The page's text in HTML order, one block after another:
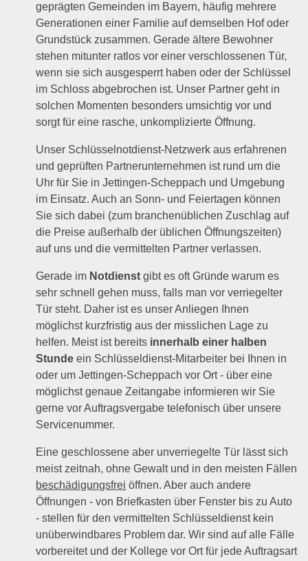
geprägten Gemeinden im Bayern, häufig mehrere
Generationen einer Familie auf demselben Hof oder
Grundstück zusammen. Gerade ältere Bewohner
stehen mitunter ratlos vor einer verschlossenen Tür,
wenn sie sich ausgesperrt haben oder der Schlüssel
im Schloss abgebrochen ist. Unser Partner geht in
solchen Momenten besonders umsichtig vor und
sorgt für eine rasche, unkomplizierte Öffnung.
Unser Schlüsselnotdienst-Netzwerk aus erfahrenen
und geprüften Partnerunternehmen ist rund um die
Uhr für Sie in Jettingen-Scheppach und Umgebung
im Einsatz. Auch an Sonn- und Feiertagen können
Sie sich dabei (zum branchenüblichen Zuschlag auf
die Preise außerhalb der üblichen Öffnungszeiten)
auf uns und die vermittelten Partner verlassen.
Gerade im Notdienst gibt es oft Gründe warum es
sehr schnell gehen muss, falls man vor verriegelter
Tür steht. Daher ist es unser Anliegen Ihnen
möglichst kurzfristig aus der misslichen Lage zu
helfen. Meist ist bereits innerhalb einer halben
Stunde ein Schlüsseldienst-Mitarbeiter bei Ihnen in
oder um Jettingen-Scheppach vor Ort - über eine
möglichst genaue Zeitangabe informieren wir Sie
gerne vor Auftragsvergabe telefonisch über unsere
Servicenummer.
Eine geschlossene aber unverriegelte Tür lässt sich
meist zeitnah, ohne Gewalt und in den meisten Fällen
beschädigungsfrei öffnen. Aber auch andere
Öffnungen - von Briefkasten über Fenster bis zu Auto
- stellen für den vermittelten Schlüsseldienst kein
unüberwindbares Problem dar. Wir sind auf alle Fälle
vorbereitet und der Kollege vor Ort für jede Auftragsart